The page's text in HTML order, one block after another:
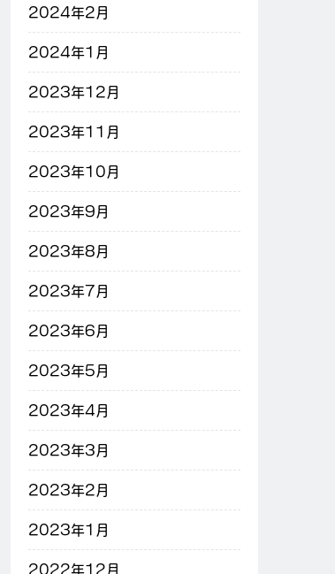
2024年2月
2024年1月
2023年12月
2023年11月
2023年10月
2023年9月
2023年8月
2023年7月
2023年6月
2023年5月
2023年4月
2023年3月
2023年2月
2023年1月
2022年12月